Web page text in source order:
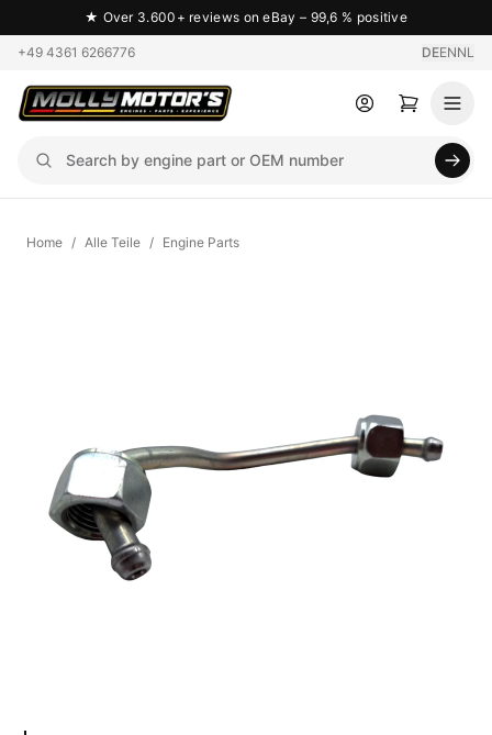
★ Over 3.600+ reviews on eBay – 99,6 % positive
+49 4361 6266776 DEENNL
Home / Alle Teile / Engine Parts